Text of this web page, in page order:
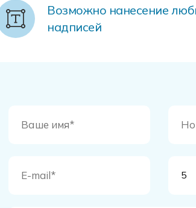
Возможно нанесение
надписей